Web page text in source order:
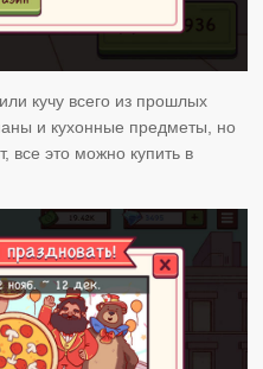
кучу всего из прошлых
и кухонные предметы, но
все это можно купить в